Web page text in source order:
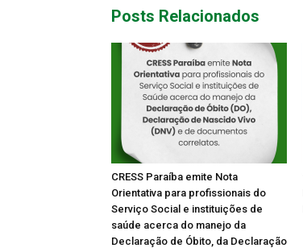
Posts Relacionados
CRESS Paraíba emite Nota
Orientativa para profissionais do
Serviço Social e instituições de
saúde acerca do manejo da
Declaração de Óbito, da Declaração